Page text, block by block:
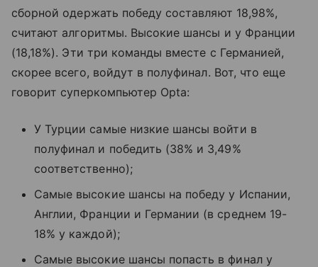
сборной одержать победу составляют 18,98%,
считают алгоритмы. Высокие шансы и у Франции
(18,18%). Эти три команды вместе с Германией,
скорее всего, войдут в полуфинал. Вот, что еще
говорит суперкомпьютер Opta:
У Турции самые низкие шансы войти в
полуфинал и победить (38% и 3,49%
соответственно);
Самые высокие шансы на победу у Испании,
Англии, Франции и Германии (в среднем 19-
18% у каждой);
Самые высокие шансы попасть в финал у